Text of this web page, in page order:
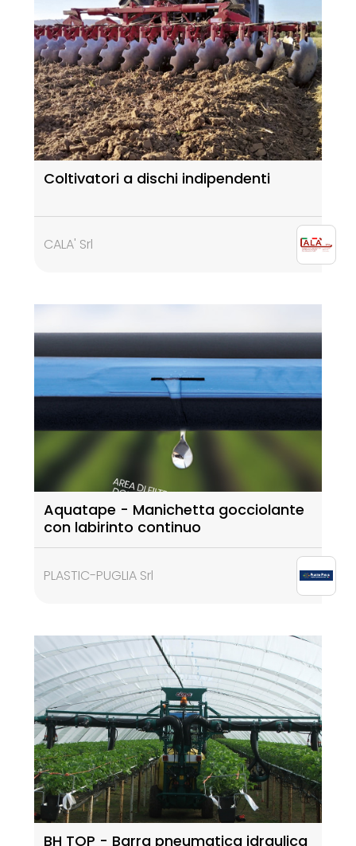
Coltivatori a dischi indipendenti
CALA' Srl
Aquatape - Manichetta gocciolante
con labirinto continuo
PLASTIC-PUGLIA Srl
BH TOP - Barra pneumatica idraulica